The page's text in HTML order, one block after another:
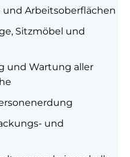
Arbeitsoberflächen
Sitzmöbel und
und Wartung aller
und